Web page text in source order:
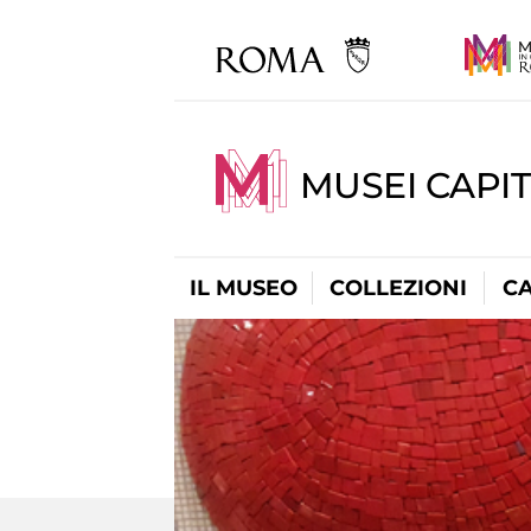
MUSEI
IL MUSEO COLLEZIONI